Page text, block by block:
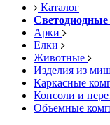
Каталог
Арки
Елки
Животные
Изделия из
Каркасные
Консоли и
Объемные